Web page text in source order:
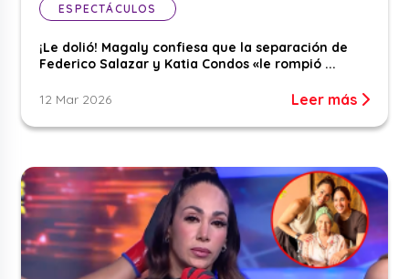
ESPECTÁCULOS
¡Le dolió! Magaly confiesa que la separación de
Federico Salazar y Katia Condos «le rompió ...
12 Mar 2026 Leer más